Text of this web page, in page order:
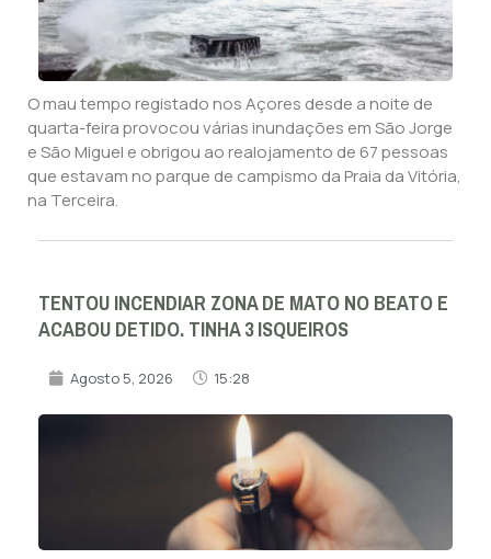
O mau tempo registado nos Açores desde a noite de
quarta-feira provocou várias inundações em São Jorge
e São Miguel e obrigou ao realojamento de 67 pessoas
que estavam no parque de campismo da Praia da Vitória,
na Terceira.
TENTOU INCENDIAR ZONA DE MATO NO BEATO E
ACABOU DETIDO. TINHA 3 ISQUEIROS
Agosto 5, 2026 15:28